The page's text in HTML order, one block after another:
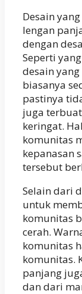
Desain
lengan
dengan
Seperti
desain
biasanya
pastinya
juga
keringat.
komunitas
kepanasan
tersebut
Selain dari
untuk
komunitas
cerah.
komunitas
komunitas.
panjang
dan dari